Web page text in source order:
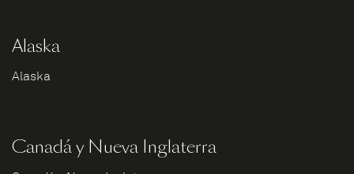
Alaska
Alaska
Canadá y Nueva Inglaterra